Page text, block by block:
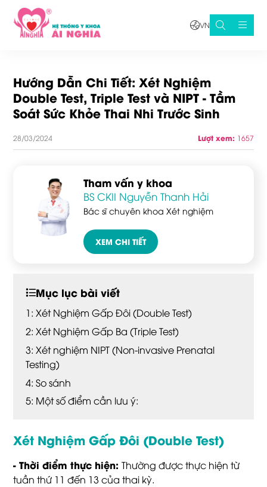
VN
Hướng Dẫn Chi Tiết: Xét Nghiệm
Double Test, Triple Test và NIPT - Tầm
Soát Sức Khỏe Thai Nhi Trước Sinh
28/03/2024 Lượt xem: 1657
Tham vấn y khoa
BS CKII Nguyễn Thanh Hải
Bác sĩ chuyên khoa Xét nghiệm
XEM CHI TIẾT
Mục lục bài viết
Xét Nghiệm Gấp Đôi (Double Test)
Xét Nghiệm Gấp Ba (Triple Test)
Xét nghiệm NIPT (Non-invasive Prenatal
Testing)
So sánh
Một số điểm cần lưu ý:
Xét Nghiệm Gấp Đôi (Double Test)
- Thời điểm thực hiện:Thường được thực hiện từ
tuần thứ 11 đến 13 của thai kỳ.